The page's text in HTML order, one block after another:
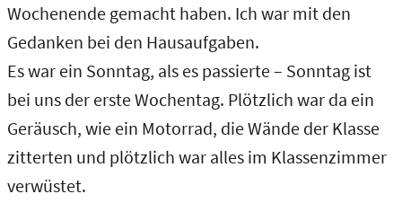
Wochenende gemacht haben. Ich war mit den
Gedanken bei den Hausaufgaben.
Es war ein Sonntag, als es passierte – Sonntag ist
bei uns der erste Wochentag. Plötzlich war da ein
Geräusch, wie ein Motorrad, die Wände der Klasse
zitterten und plötzlich war alles im Klassenzimmer
verwüstet.